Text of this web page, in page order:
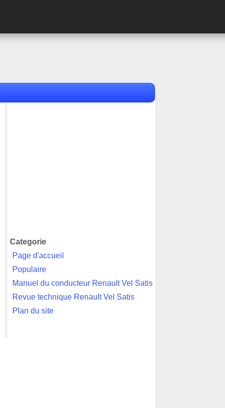
Categorie
Page d'accueil
Populaire
Manuel du conducteur Renault Vel Satis
Revue technique Renault Vel Satis
Plan du site